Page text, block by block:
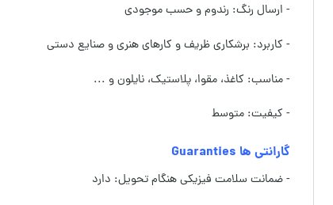
- ارسال رنگ: رندوم و حسب موجودی
- کاربرد: برشکاری ظریف و کارهای هنری و صنایع دستی
- مناسب: کاغذ، مقوا، پلاستیک، نایلون و ...
- کیفیت: متوسط
گارانتی ها Guaranties
- ضمانت سلامت فیزیکی هنگام تحویل: دارد